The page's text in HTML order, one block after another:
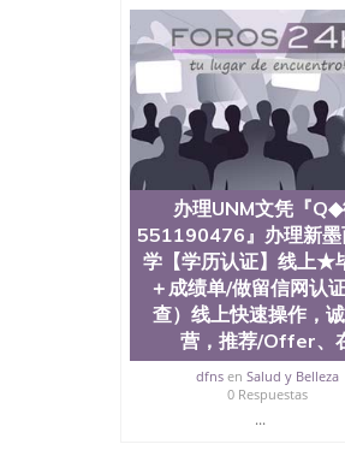
何塞州立大学（San
立大学学位证（San
立大学结业证（San
立大学学位证（San
立大学学历证书（San
塞州立大学学历证书（
读CQU中央昆士兰大学
学历
央昆士兰大学学历成绩
理MU文凭『Q◆微
证（可查）线上快速操
买成绩单，购买假文凭
办理UNM文凭『
551190476』办理新墨
学【学历认证】线上★
＋成绩单/做留信网认
查）线上快速操作，
营，推荐/Offer、
dfns enSalud y Belleza
0 Respuestas
...